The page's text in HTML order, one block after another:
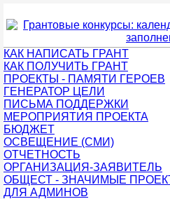
КАК НАПИСАТЬ ГРАНТ
КАК ПОЛУЧИТЬ ГРАНТ
ПРОЕКТЫ - ПАМЯТИ ГЕРОЕВ
ГЕНЕРАТОР ЦЕЛИ
ПИСЬМА ПОДДЕРЖКИ
МЕРОПРИЯТИЯ ПРОЕКТА
БЮДЖЕТ
ОСВЕЩЕНИЕ (СМИ)
ОТЧЕТНОСТЬ
ОРГАНИЗАЦИЯ-ЗАЯВИТЕЛЬ
ОБЩЕСТ - ЗНАЧИМЫЕ
ДЛЯ АДМИНОВ